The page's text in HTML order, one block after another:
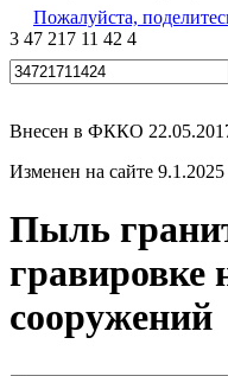
Пожалуйста,
3 47 217 11 42 4
Внесен в ФККО
Изменен на сайте 9.1.2025
Пыль
гравировке
сооружений